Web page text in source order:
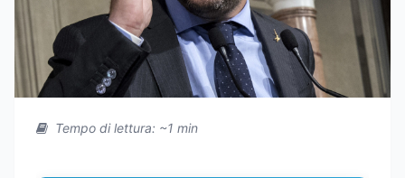
Tempo di lettura: ~1 min